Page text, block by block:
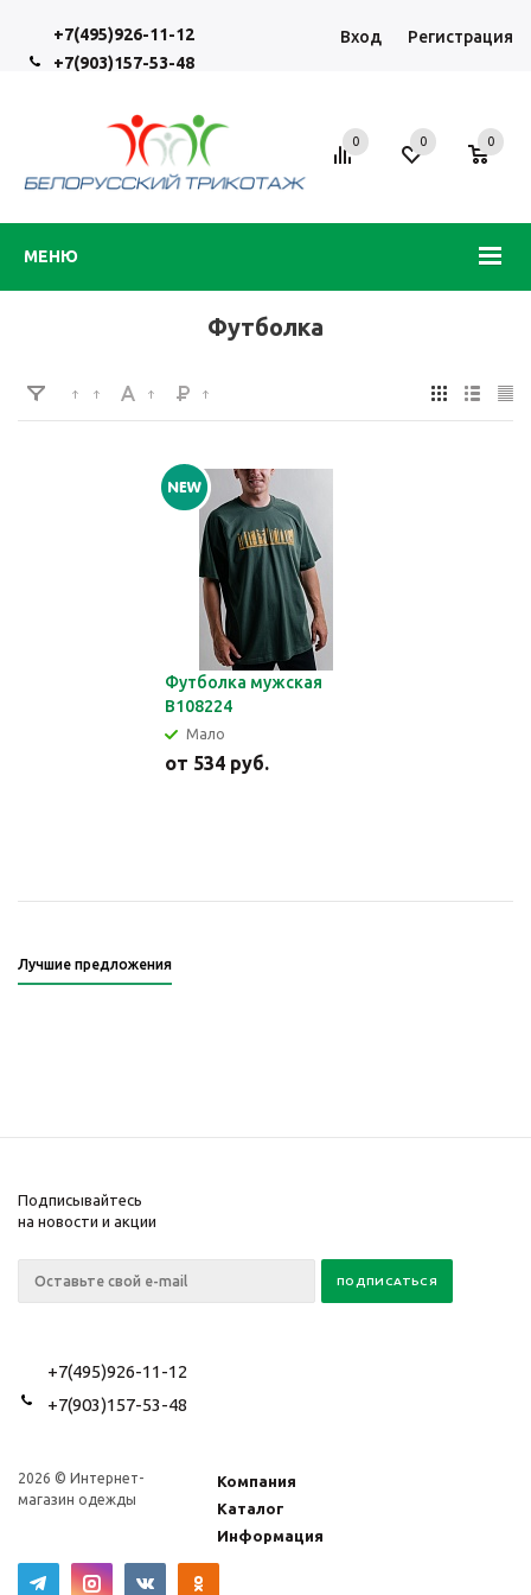
+7(495)926-11-12
+7(903)157-53-48
Вход Регистрация
МЕНЮ
0 0 0
Футболка
Футболка мужская
В108224
Мало
от 534 руб.
Лучшие предложения
Подписывайтесь
на новости и акции
+7(495)926-11-12
+7(903)157-53-48
2026 © Интернет-
магазин одежды
Компания
Каталог
Информация